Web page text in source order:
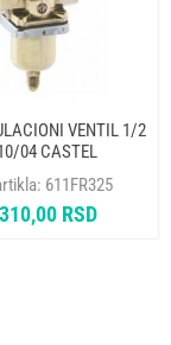
VENTIL 1/2
04 CASTEL
611FR325
RSD